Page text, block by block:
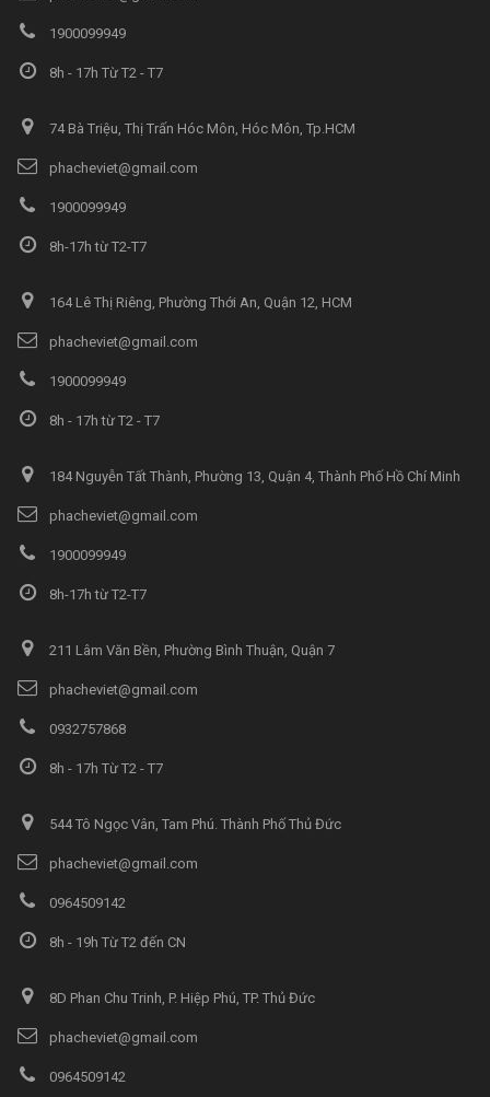
1900099949
8h - 17h Từ T2 - T7
74 Bà Triệu, Thị Trấn Hóc Môn, Hóc Môn, Tp.HCM
phacheviet@gmail.com
1900099949
8h-17h từ T2-T7
164 Lê Thị Riêng, Phường Thới An, Quận 12, HCM
phacheviet@gmail.com
1900099949
8h - 17h từ T2 - T7
184 Nguyễn Tất Thành, Phường 13, Quận 4, Thành Phố Hồ Chí Minh
phacheviet@gmail.com
1900099949
8h-17h từ T2-T7
211 Lâm Văn Bền, Phường Bình Thuận, Quận 7
phacheviet@gmail.com
0932757868
8h - 17h Từ T2 - T7
544 Tô Ngọc Vân, Tam Phú. Thành Phố Thủ Đức
phacheviet@gmail.com
0964509142
8h - 19h Từ T2 đến CN
8D Phan Chu Trinh, P. Hiệp Phú, TP. Thủ Đức
phacheviet@gmail.com
0964509142